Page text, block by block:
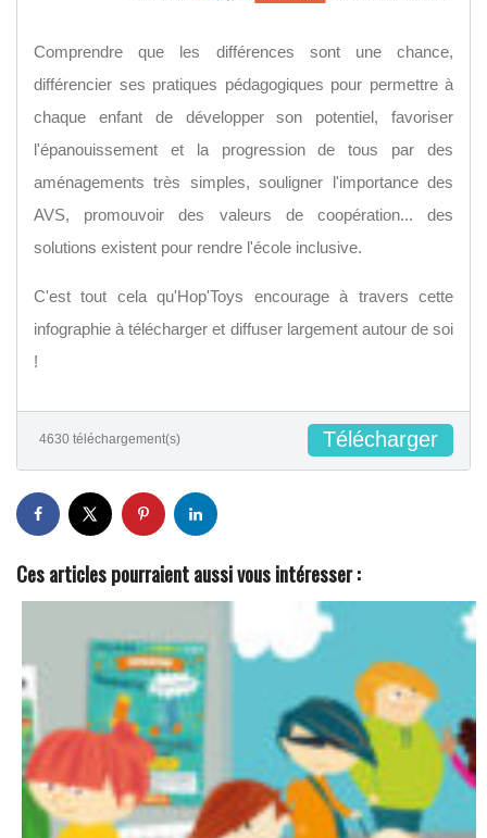
Comprendre que les différences sont une chance,
différencier ses pratiques pédagogiques pour permettre à
chaque enfant de développer son potentiel, favoriser
l'épanouissement et la progression de tous par des
aménagements très simples, souligner l'importance des
AVS, promouvoir des valeurs de coopération... des
solutions existent pour rendre l'école inclusive.
C'est tout cela qu'Hop'Toys encourage à travers cette
infographie à télécharger et diffuser largement autour de soi
!
4630 téléchargement(s) Télécharger
Ces articles pourraient aussi vous intéresser :